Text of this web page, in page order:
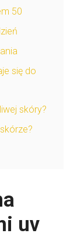
50
się do
skóry?
uv